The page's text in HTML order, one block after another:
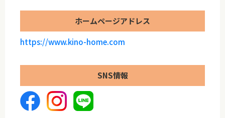
ホームページアドレス
https://www.kino-home.com
SNS情報